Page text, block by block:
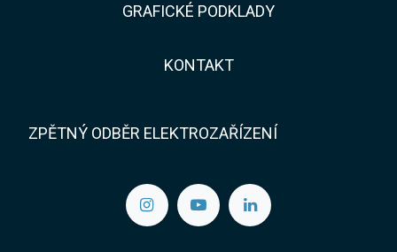
GRAFICKÉ PODKLADY
KONTAKT​​
ZPĚTNÝ ODBĚR ELEKTROZAŘÍZENÍ